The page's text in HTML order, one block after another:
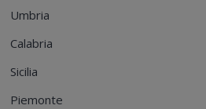
Umbria
Calabria
Sicilia
Piemonte